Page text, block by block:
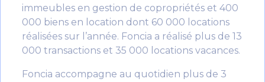
immeubles en gestion de copropriétés et 400
000 biens en location dont 60 000 locations
réalisées sur l’année. Foncia a réalisé plus de 13
000 transactions et 35 000 locations vacances.
Foncia accompagne au quotidien plus de 3